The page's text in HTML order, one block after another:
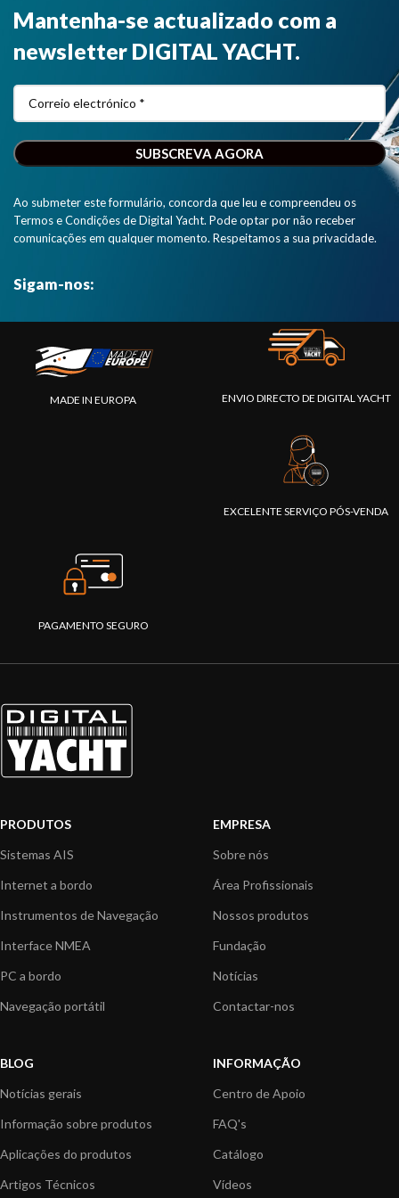
profundidade
temperatura
acesso
todos os
Mantenha-se actualizado com a
newsletter DIGITAL YACHT.
Ao submeter este formulário, concorda que leu e compreendeu os
Termos e Condições de Digital Yacht. Pode optar por não receber
comunicações em qualquer momento. Respeitamos a sua privacidade.
Sigam-nos:
MADE IN EUROPA ENVIO DIRECTO DE DIGITAL YACHT
EXCELENTE SERVIÇO PÓS-VENDA
PAGAMENTO SEGURO
PRODUTOS
Sistemas AIS
Internet a bordo
Instrumentos de Navegação
Interface NMEA
PC a bordo
Navegação portátil
EMPRESA
Sobre nós
Área Profissionais
Nossos produtos
Fundação
Notícias
Contactar-nos
BLOG
Notícias gerais
Informação sobre produtos
Aplicações do produtos
Artigos Técnicos
INFORMAÇÃO
Centro de Apoio
FAQ's
Catálogo
Vídeos